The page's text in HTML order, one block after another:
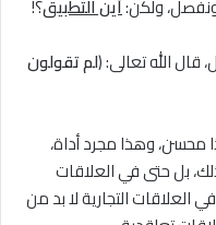
ونفصل، ولكن:أين التطبيق؟!
الله تعالى: (لم تقولون
محسن، وهذا مجرد أداة،
بل حتى في العلاقات
العلاقات التجارية لا بد من